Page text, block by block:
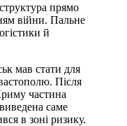
прямо
війни. Пальне
й
мав стати для
Після
частина
саме
в зоні ризику.